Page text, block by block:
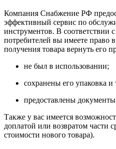
Компания Снабжение РФ
эффективный сервис по
инструментов. В соответствии
потребителей вы имеете право
получения товара вернуть его
не был в использовании;
сохранены его упаковка
предоставлены
Также у вас имеется
доплатой или возвратом части
стоимости нового товара).